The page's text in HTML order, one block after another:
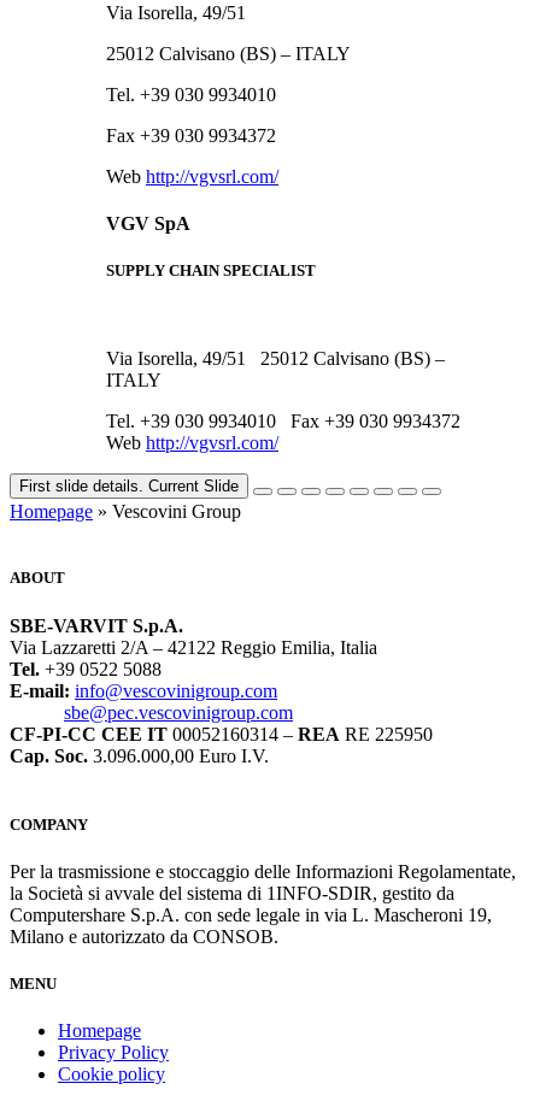
Via Isorella, 49/51
25012 Calvisano (BS) – ITALY
Tel. +39 030 9934010
Fax +39 030 9934372
Web http://vgvsrl.com/
VGV SpA
SUPPLY CHAIN SPECIALIST
Via Isorella, 49/51 25012 Calvisano (BS) –
ITALY
Tel. +39 030 9934010 Fax +39 030 9934372
Web http://vgvsrl.com/
First slide details. Current Slide
Homepage » Vescovini Group
ABOUT
SBE-VARVIT S.p.A.
Via Lazzaretti 2/A – 42122 Reggio Emilia, Italia
Tel. +39 0522 5088
E-mail: info@vescovinigroup.com
sbe@pec.vescovinigroup.com
CF-PI-CC CEE IT 00052160314 – REA RE 225950
Cap. Soc. 3.096.000,00 Euro I.V.
COMPANY
Per la trasmissione e stoccaggio delle Informazioni Regolamentate,
la Società si avvale del sistema di 1INFO-SDIR, gestito da
Computershare S.p.A. con sede legale in via L. Mascheroni 19,
Milano e autorizzato da CONSOB.
MENU
Homepage
Privacy Policy
Cookie policy